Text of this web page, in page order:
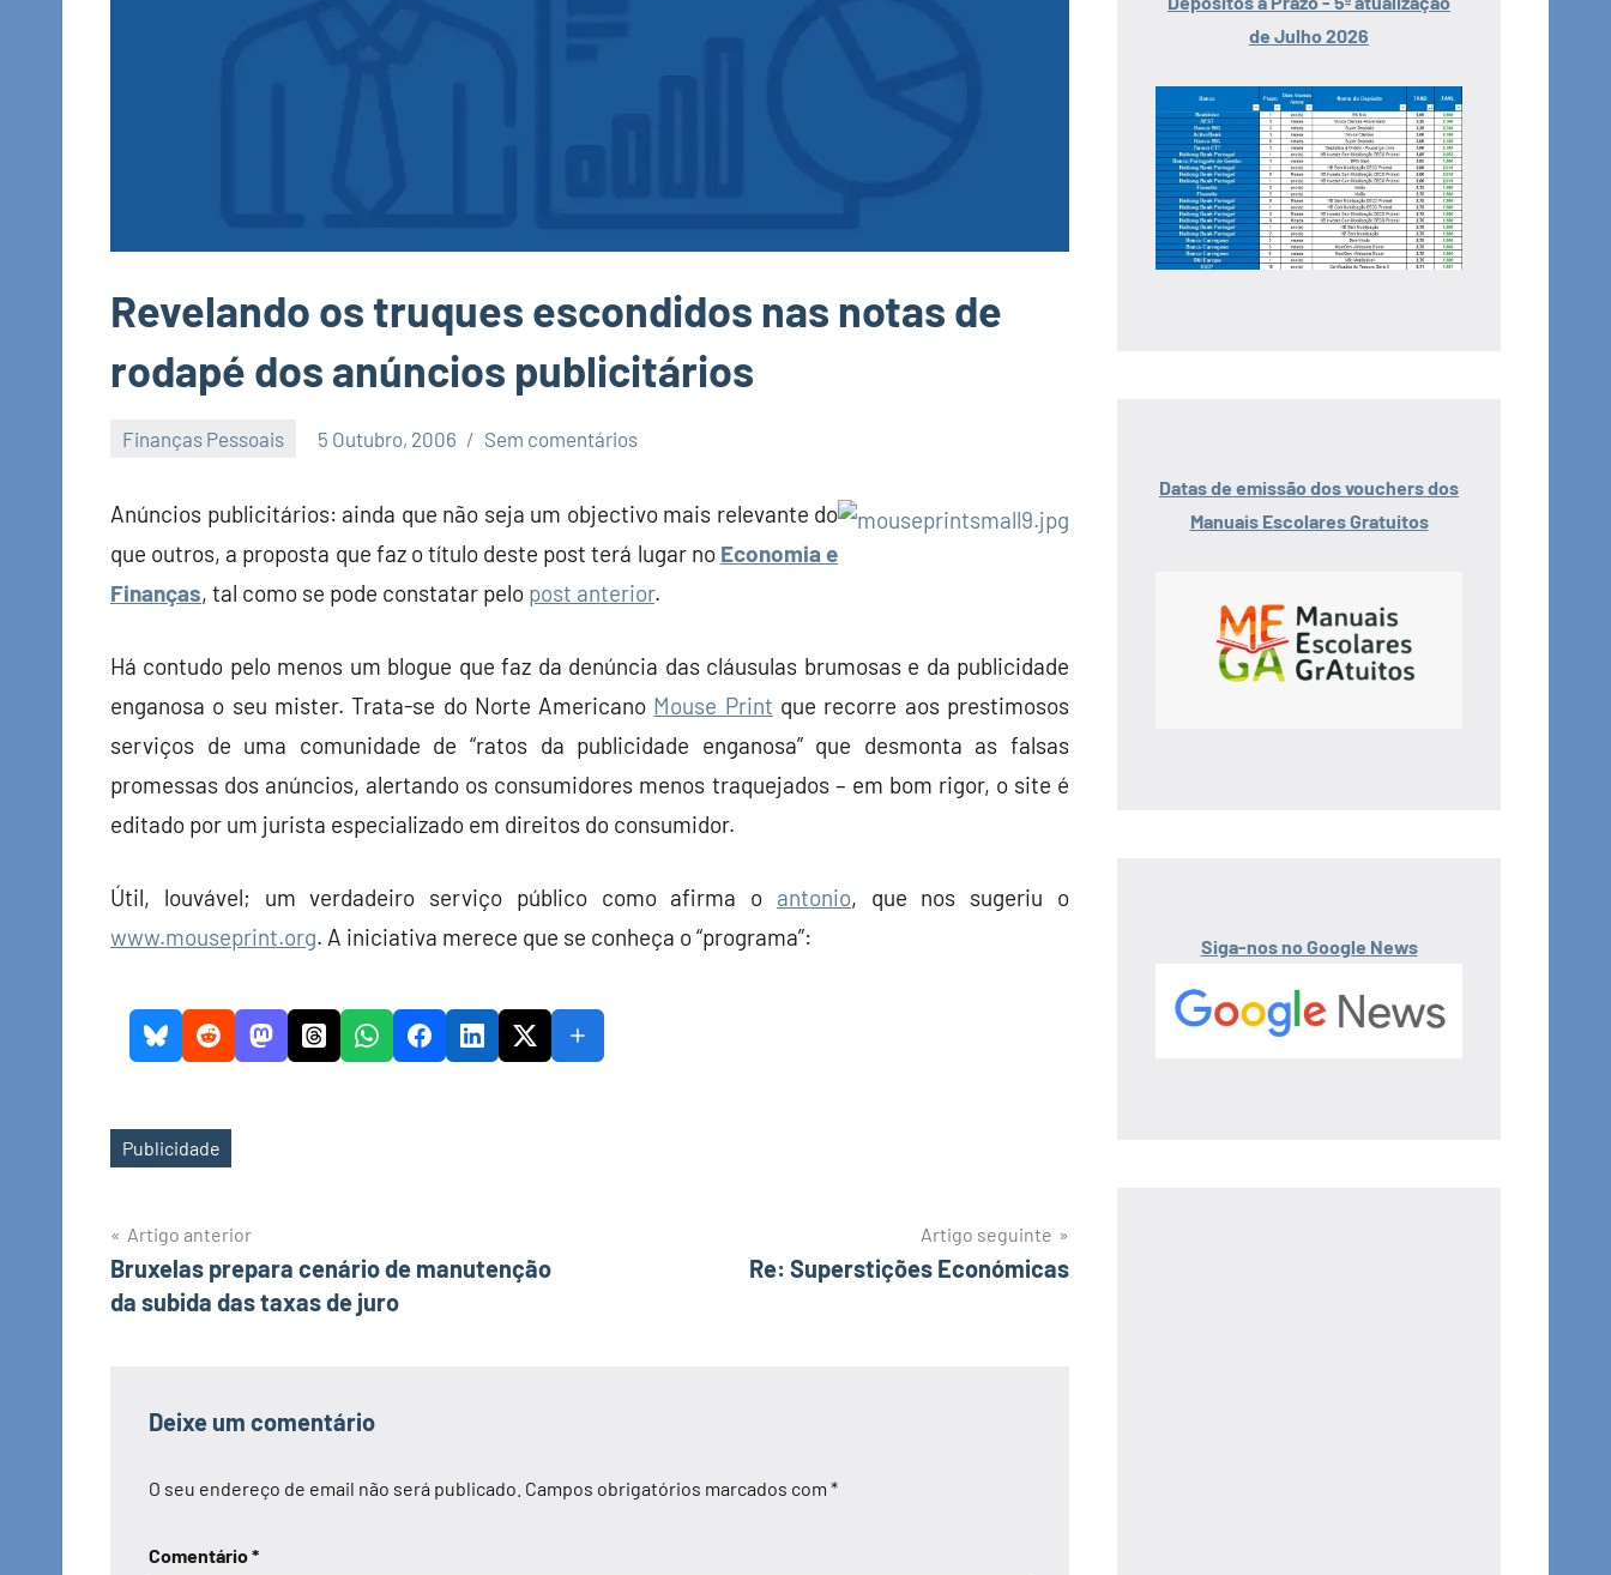
Revelando os truques escondidos nas notas de
rodapé dos anúncios publicitários
Finanças Pessoais 5 Outubro, 2006
Economia
Finanças
Sem comentários
Anúncios publicitários: ainda que não seja um objectivo mais relevante do
que outros, a proposta que faz o título deste post terá lugar no Economia e
Finanças, tal como se pode constatar pelo post anterior.
Há contudo pelo menos um blogue que faz da denúncia das cláusulas brumosas e da publicidade
enganosa o seu mister. Trata-se do Norte Americano Mouse Print que recorre aos prestimosos
serviços de uma comunidade de “ratos da publicidade enganosa” que desmonta as falsas
promessas dos anúncios, alertando os consumidores menos traquejados – em bom rigor, o site é
editado por um jurista especializado em direitos do consumidor.
Útil, louvável; um verdadeiro serviço público como afirma o antonio, que nos sugeriu o
www.mouseprint.org. A iniciativa merece que se conheça o “programa”:
Etiquetas
Publicidade
Navegação
de
Artigo anterior
Bruxelas prepara cenário de manutenção
da subida das taxas de juro
Artigo seguinte
Re: Superstições Económicas
Deixe um comentário
O seu endereço de email não será publicado. Campos obrigatórios marcados com *
Comentário*
de Julho 2026
Datas de emissão dos vouchers dos
Manuais Escolares Gratuitos
Siga-nos no Google News